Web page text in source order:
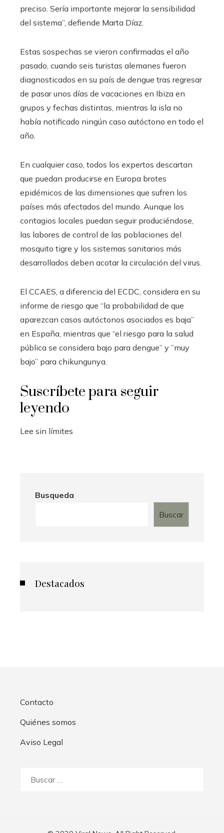
preciso. Sería importante mejorar la sensibilidad
del sistema”, defiende Marta Díaz.
Estas sospechas se vieron confirmadas el año
pasado, cuando seis turistas alemanes fueron
diagnosticados en su país de dengue tras regresar
de pasar unos días de vacaciones en Ibiza en
grupos y fechas distintas, mientras la isla no
había notificado ningún caso autóctono en todo el
año.
En cualquier caso, todos los expertos descartan
que puedan producirse en Europa brotes
epidémicos de las dimensiones que sufren los
países más afectados del mundo. Aunque los
contagios locales puedan seguir produciéndose,
las labores de control de las poblaciones del
mosquito tigre y los sistemas sanitarios más
desarrollados deben acotar la circulación del virus.
El CCAES, a diferencia del ECDC, considera en su
informe de riesgo que “la probabilidad de que
aparezcan casos autóctonos asociados es baja”
en España, mientras que “el riesgo para la salud
pública se considera bajo para dengue” y ”muy
bajo” para chikungunya.
Suscríbete para seguir
leyendo
Lee sin límites
Busqueda
Buscar
Destacados
Contacto
Quiénes somos
Aviso Legal